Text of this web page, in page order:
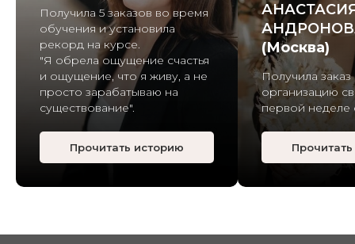
Получила 5 заказов во время
обучения и установила
рекорд на курсе.
"Я обрела ощущение счастья
и ощущение, что я живу, а не
просто зарабатываю на
существование".
Прочитать историю
(Москва)
Получила заказ
организацию
первой неделе